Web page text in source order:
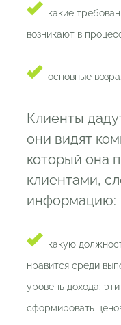
какие
возникают в
основные
Клиенты
они видят
который она
клиентами,
информацию:
какую
нравится среди
уровень дохода:
сформировать